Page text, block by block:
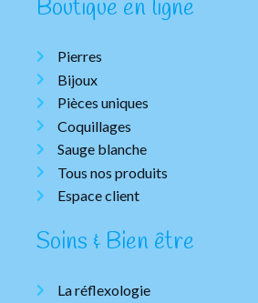
Boutique en ligne
Pierres
Bijoux
Pièces uniques
Coquillages
Sauge blanche
Tous nos produits
Espace client
Soins & Bien être
La réflexologie